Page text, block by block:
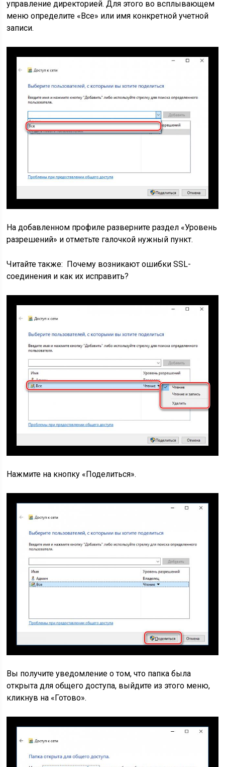
управление директорией. Для этого во всплывающем
меню определите «Все» или имя конкретной учетной
записи.
На добавленном профиле разверните раздел «Уровень
разрешений» и отметьте галочкой нужный пункт.
Читайте также: Почему возникают ошибки SSL-
соединения и как их исправить?
Нажмите на кнопку «Поделиться».
Вы получите уведомление о том, что папка была
открыта для общего доступа, выйдите из этого меню,
кликнув на «Готово».